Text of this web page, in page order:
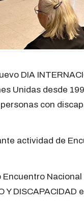
DIA
Unidas desde
con
actividad de
DISCAPACIDAD